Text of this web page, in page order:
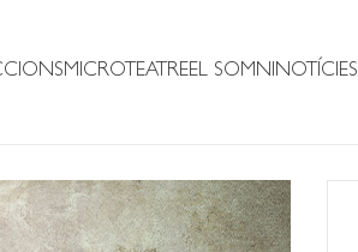
MICROTEATREEL SOMNINOTÍCIES